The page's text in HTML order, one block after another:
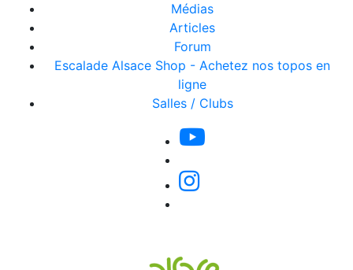
Médias
Articles
Forum
Escalade Alsace Shop - Achetez nos topos en
ligne
Salles / Clubs